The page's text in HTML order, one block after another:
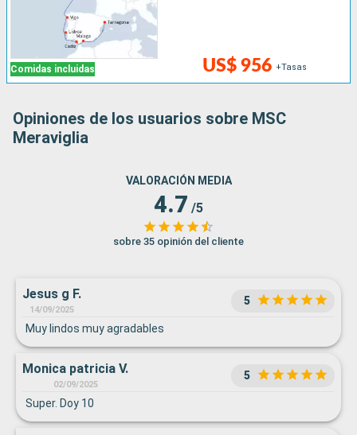
Comidas incluidas US$ 956 +Tasas
Opiniones de los usuarios sobre MSC
Meraviglia
VALORACIÓN MEDIA
4.7 /5
sobre 35 opinión del cliente
Jesus g F.
14/09/2025
5
Muy lindos muy agradables
Monica patricia V.
02/09/2025
5
Super. Doy 10